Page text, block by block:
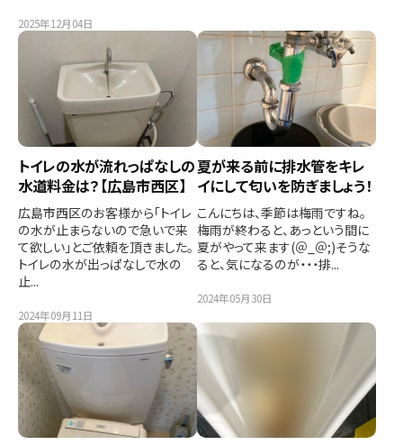
2025年12月04日
トイレの水が流れっぱなしの
水道料金は？【広島市西区】
広島市西区のお客様から「トイレ
の水が止まらないので急いで来
て欲しい」とご依頼を頂きました。
トイレの水が出っぱなしで水の
止...
2024年09月11日
夏が来る前に排水管をキレ
イにして匂いを防ぎましょう！
こんにちは、季節は梅雨ですね。
梅雨が終わると、あっという間に
夏がやって来ます(＠_＠;)そうな
ると、気になるのが・・・排...
2024年05月30日